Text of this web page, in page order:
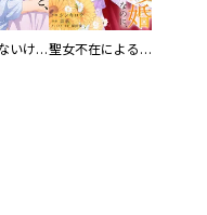
好きじゃないけど、抱いてください【電子単行本版／特典おまけ付き】 聖女不在による仮初め婚なのに、不器用な王太子に溺愛されています【電子単行本版／特典おまけ付き】